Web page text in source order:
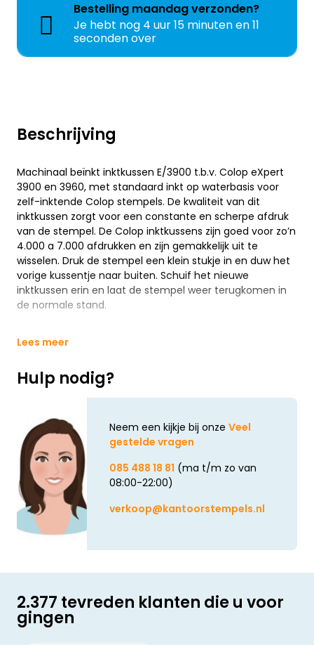
Beschrijving
Machinaal beïnkt inktkussen E/3900 t.b.v. Colop eXpert
3900 en 3960, met standaard inkt op waterbasis voor
zelf-inktende Colop stempels. De kwaliteit van dit
inktkussen zorgt voor een constante en scherpe afdruk
van de stempel. De Colop inktkussens zijn goed voor zo’n
4.000 a 7.000 afdrukken en zijn gemakkelijk uit te
wisselen. Druk de stempel een klein stukje in en duw het
vorige kussentje naar buiten. Schuif het nieuwe
inktkussen erin en laat de stempel weer terugkomen in
de normale stand.
Lees meer
Hulp nodig?
Neem een kijkje bij onze Veel
gestelde vragen
085 488 18 81 (ma t/m zo van
08:00-22:00)
verkoop@kantoorstempels.nl
Bestelling maandagverzonden?
Je hebt nog 4 uur 15 minuten en 11
seconden over
2.377 tevreden klanten die u voor
gingen